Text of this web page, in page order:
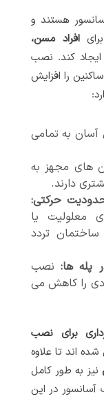
هستند و
افراد مسن،
کند. نصب
را افزایش
به تمامی
های مجهز به
دارند.
حرکتی:
معلولیت یا
تردد
پله ها:نصب
را کاهش می
برای نصب
اند تا علاوه
نیز به طور کامل
آسانسور در این